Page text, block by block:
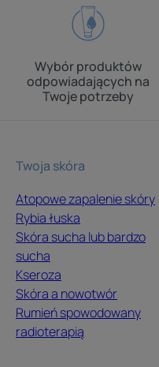
Wybór produktów
odpowiadających na
Twoje potrzeby
Twoja skóra
Atopowe zapalenie skóry
Rybia łuska
Skóra sucha lub bardzo
sucha
Kseroza
Skóra a nowotwór
Rumień spowodowany
radioterapią